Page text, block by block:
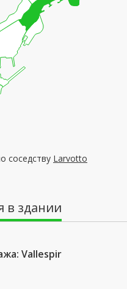
соседству Larvotto
в здании
Vallespir